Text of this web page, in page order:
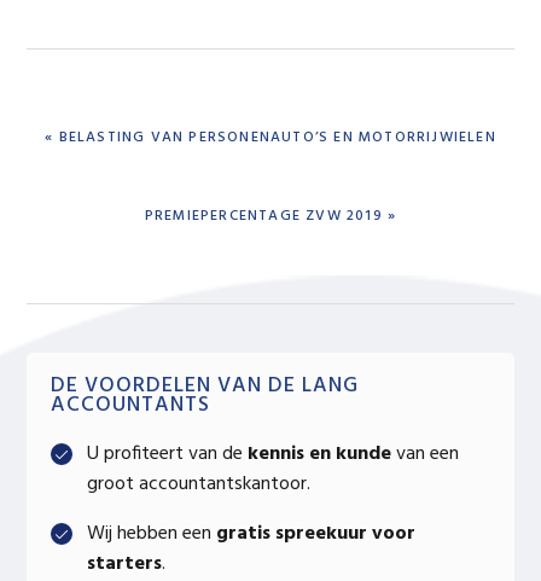
PREVIOUS
« BELASTING VAN PERSONENAUTO’S EN MOTORRIJWIELEN
NEXT
PREMIEPERCENTAGE ZVW 2019 »
Primary
Sidebar
DE VOORDELEN VAN DE LANG
ACCOUNTANTS
U profiteert van de kennis en kundevan een
groot accountantskantoor.
Wij hebben een gratis spreekuur voor
starters.